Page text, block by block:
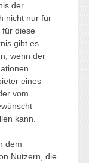
der
nicht nur für
diese
gibt es
wenn der
eines
vom
kann.
dem
Nutzern, die